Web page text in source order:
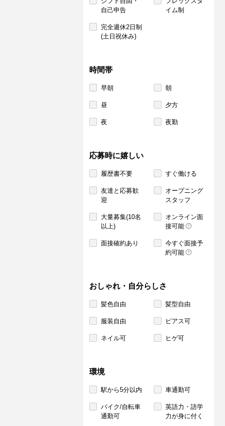
自己申告
イム制
完全週休2日制
(土日祝休み)
時間帯
早朝 朝
昼 夕方
夜 夜勤
応募時に嬉しい
履歴書不要 すぐ働ける
友達と応募歓
迎
オープニング
スタッフ
大量募集(10名
以上)
オンライン面
接可能
面接確約あり
今すぐ面接予
約可能
おしゃれ・自分らしさ
髪色自由 髪型自由
服装自由 ピアス可
ネイル可 ヒゲ可
環境
駅から5分以内 車通勤可
バイク/自転車
通勤可
英語力・語学
力が身に付く